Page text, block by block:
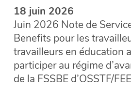
18 juin 2026
Juin 2026 Note de
Benefits pour les
travailleurs en éducation
participer au régime
de la FSSBE d’OSSTF/